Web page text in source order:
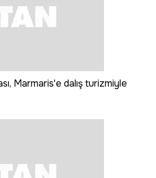
Marmaris'e dalış turizmiyle